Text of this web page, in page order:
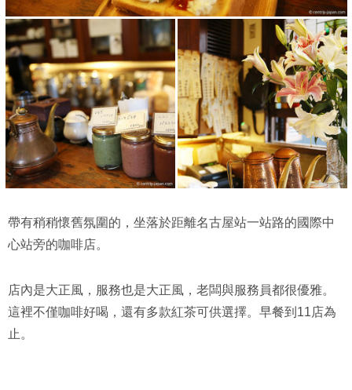
帶有稍稍懷舊氛圍的，坐落於距離名古屋站一站路的國際中
心站旁的咖啡店。
店內是大正風，服務也是大正風，老闆與服務員都很優雅。
這裡不僅咖啡好喝，還有多款紅茶可供選擇。早餐到11店為
止。